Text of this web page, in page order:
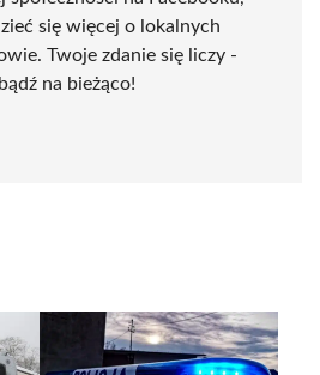
się więcej o lokalnych
Twoje zdanie się liczy -
na bieżąco!